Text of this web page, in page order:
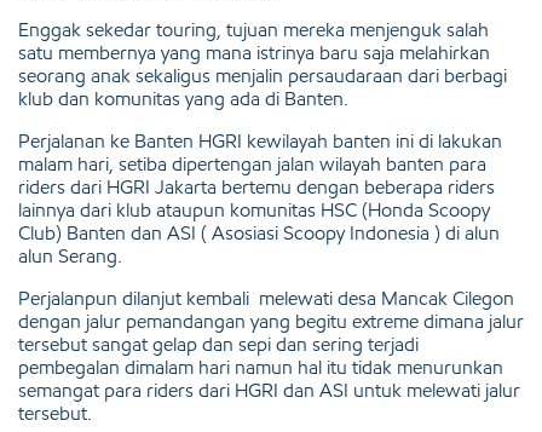
Enggak sekedar touring, tujuan mereka menjenguk salah
satu membernya yang mana istrinya baru saja melahirkan
seorang anak sekaligus menjalin persaudaraan dari berbagi
klub dan komunitas yang ada di Banten.
Perjalanan ke Banten HGRI kewilayah banten ini di lakukan
malam hari, setiba dipertengan jalan wilayah banten para
riders dari HGRI Jakarta bertemu dengan beberapa riders
lainnya dari klub ataupun komunitas HSC (Honda Scoopy
Club) Banten dan ASI ( Asosiasi Scoopy Indonesia ) di alun
alun Serang.
Perjalanpun dilanjut kembali melewati desa Mancak Cilegon
dengan jalur pemandangan yang begitu extreme dimana jalur
tersebut sangat gelap dan sepi dan sering terjadi
pembegalan dimalam hari namun hal itu tidak menurunkan
semangat para riders dari HGRI dan ASI untuk melewati jalur
tersebut.